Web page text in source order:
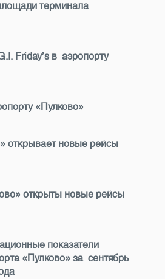
терминала
Friday’s в аэропорту
«Пулково»
открывает новые рейсы
открыты новые рейсы
показатели
«Пулково» за сентябрь